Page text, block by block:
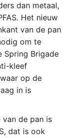
dan metaal,
Het nieuw
van de pan
om te
Spring Brigade
kleef
op de
in is
de pan is
dat is ook